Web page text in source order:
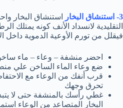
3- استنشاق البخار
استنشاق البخار
التقليدية لانسداد الأنف كونه يمتلك
فيقلل من تورم الأوعية الدموية داخل
احضر منشفة – وعاء – ماء
ضع وعاء الماء الساخن علي
قرب أنفك من الوعاء مع
تحرق وجهك
غطي رأسك بالمنشفة حتى لا
البخار المتصاعد من الوعاء